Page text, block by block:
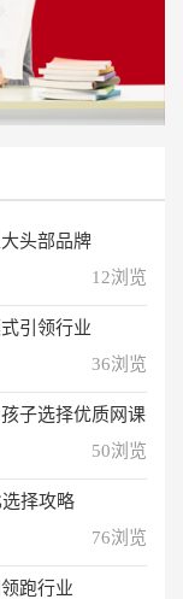
头部品牌
12浏览
引领行业
36浏览
子选择优质网课
50浏览
择攻略
76浏览
跑行业